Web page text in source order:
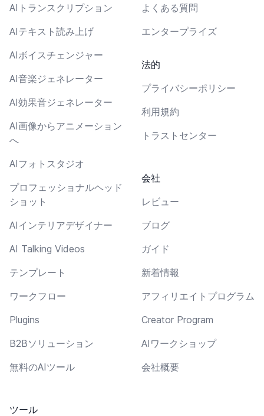
AIトランスクリプション
AIテキスト読み上げ
AIボイスチェンジャー
AI音楽ジェネレーター
AI効果音ジェネレーター
AI画像からアニメーション
へ
AIフォトスタジオ
プロフェッショナルヘッド
ショット
AIインテリアデザイナー
AI Talking Videos
テンプレート
ワークフロー
Plugins
B2Bソリューション
無料のAIツール
ツール
よくある質問
エンタープライズ
法的
プライバシーポリシー
利用規約
トラストセンター
会社
レビュー
ブログ
ガイド
新着情報
アフィリエイトプログラム
Creator Program
AIワークショップ
会社概要